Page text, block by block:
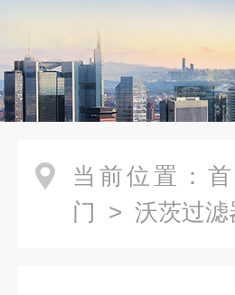
当前位置：
门 > 沃茨过滤